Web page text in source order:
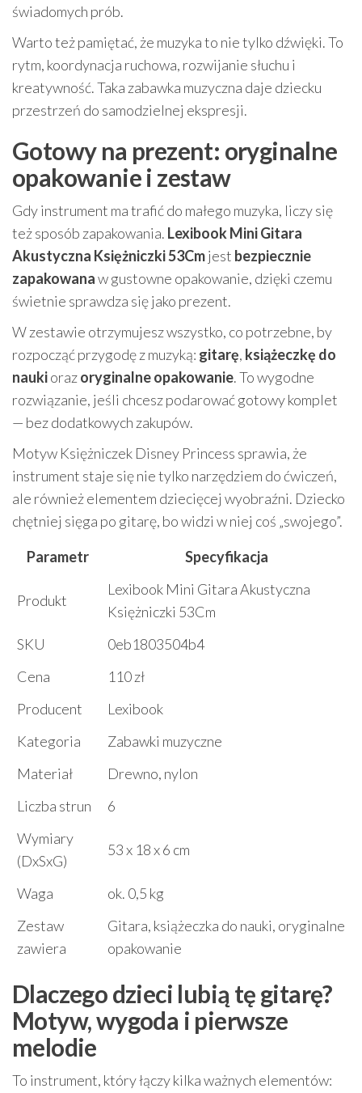
świadomych prób.
Warto też pamiętać, że muzyka to nie tylko dźwięki. To
rytm, koordynacja ruchowa, rozwijanie słuchu i
kreatywność. Taka zabawka muzyczna daje dziecku
przestrzeń do samodzielnej ekspresji.
Gotowy na prezent: oryginalne
opakowanie i zestaw
Gdy instrument ma trafić do małego muzyka, liczy się
też sposób zapakowania. Lexibook Mini Gitara
Akustyczna Księżniczki 53Cmjest bezpiecznie
zapakowanaw gustowne opakowanie, dzięki czemu
świetnie sprawdza się jako prezent.
W zestawie otrzymujesz wszystko, co potrzebne, by
rozpocząć przygodę z muzyką: gitarę, książeczkę do
naukiorazoryginalne opakowanie. To wygodne
rozwiązanie, jeśli chcesz podarować gotowy komplet
— bez dodatkowych zakupów.
Motyw Księżniczek Disney Princess sprawia, że
instrument staje się nie tylko narzędziem do ćwiczeń,
ale również elementem dziecięcej wyobraźni. Dziecko
chętniej sięga po gitarę, bo widzi w niej coś „swojego”.
Parametr
Specyfikacja
Produkt
Lexibook Mini Gitara Akustyczna
Księżniczki 53Cm
SKU
0eb1803504b4
Cena
110 zł
Producent
Lexibook
Kategoria
Zabawki muzyczne
Materiał
Drewno, nylon
Liczba strun
6
Wymiary
(DxSxG)
53 x 18 x 6 cm
Waga
ok. 0,5 kg
Zestaw
zawiera
Gitara, książeczka do nauki, oryginalne
opakowanie
Dlaczego dzieci lubią tę gitarę?
Motyw, wygoda i pierwsze
melodie
To instrument, który łączy kilka ważnych elementów: